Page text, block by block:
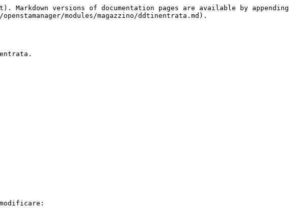
versions of documentation pages are available by appending
modules/magazzino/ddtinentrata.md).